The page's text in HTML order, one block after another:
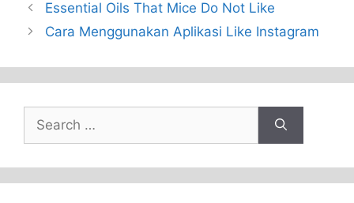
Essential Oils That Mice Do Not Like
Cara Menggunakan Aplikasi Like Instagram
Search
for: